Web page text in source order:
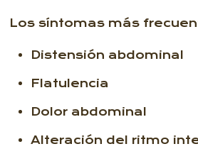
Los síntomas más
Distensión abdominal
Flatulencia
Dolor abdominal
Alteración del ritmo